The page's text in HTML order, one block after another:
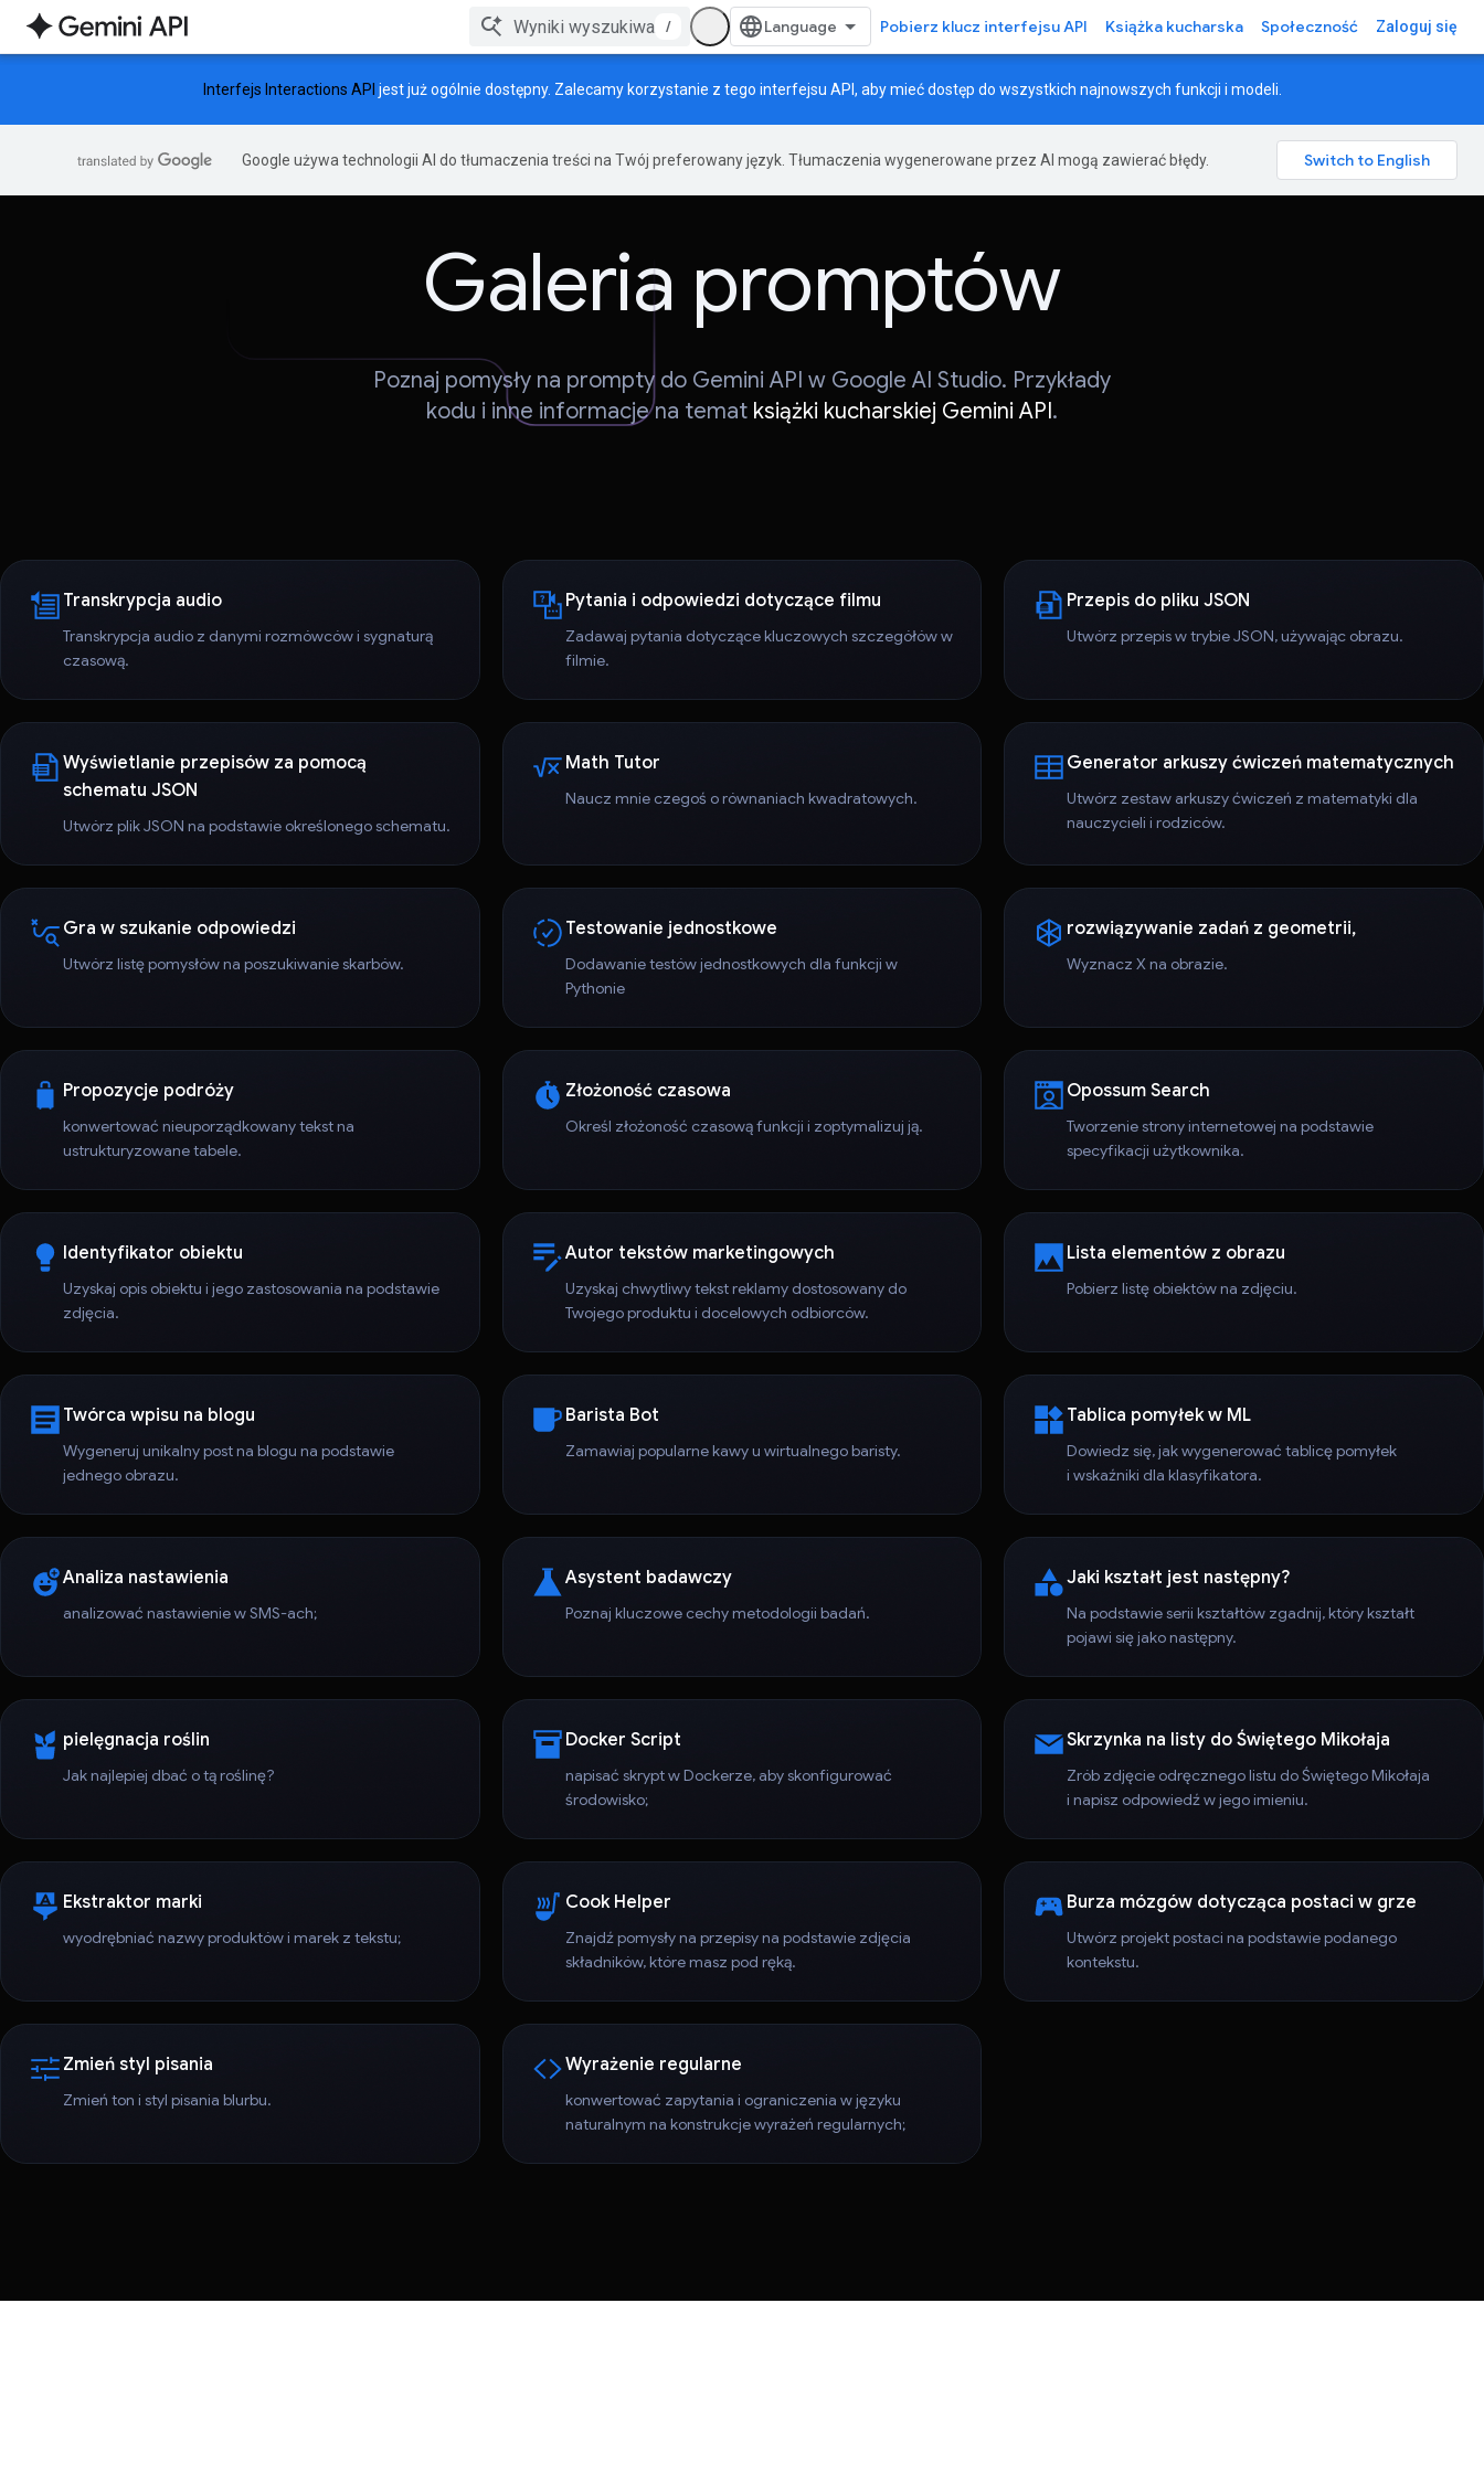
/ Pobierz klucz interfejsu API Książka kucharska Społeczność Zaloguj się
Interfejs Interactions API jest już ogólnie dostępny. Zalecamy korzystanie z tego interfejsu API, aby mieć dostęp do wszystkich najnowszych funkcji i modeli.
Google używa technologii AI do tłumaczenia treści na Twój preferowany język. Tłumaczenia wygenerowane przez AI mogą zawierać błędy.
Galeria promptów
Poznaj pomysły na prompty do Gemini API w Google AI Studio. Przykłady
kodu i inne informacje na temat książki kucharskiej Gemini API.
Transkrypcja audio
Transkrypcja audio z danymi rozmówców i sygnaturą
czasową.
Pytania i odpowiedzi dotyczące filmu
Zadawaj pytania dotyczące kluczowych szczegółów w
filmie.
Przepis do pliku JSON
Utwórz przepis w trybie JSON, używając obrazu.
Wyświetlanie przepisów za pomocą
schematu JSON
Utwórz plik JSON na podstawie określonego schematu.
Math Tutor
Naucz mnie czegoś o równaniach kwadratowych.
Generator arkuszy ćwiczeń matematycznych
Utwórz zestaw arkuszy ćwiczeń z matematyki dla
nauczycieli i rodziców.
Gra w szukanie odpowiedzi
Utwórz listę pomysłów na poszukiwanie skarbów.
Testowanie jednostkowe
Dodawanie testów jednostkowych dla funkcji w
Pythonie
rozwiązywanie zadań z geometrii,
Wyznacz X na obrazie.
Propozycje podróży
konwertować nieuporządkowany tekst na
ustrukturyzowane tabele.
Złożoność czasowa
Określ złożoność czasową funkcji i zoptymalizuj ją.
Opossum Search
Tworzenie strony internetowej na podstawie
specyfikacji użytkownika.
Identyfikator obiektu
Uzyskaj opis obiektu i jego zastosowania na podstawie
zdjęcia.
Autor tekstów marketingowych
Uzyskaj chwytliwy tekst reklamy dostosowany do
Twojego produktu i docelowych odbiorców.
Lista elementów z obrazu
Pobierz listę obiektów na zdjęciu.
Twórca wpisu na blogu
Wygeneruj unikalny post na blogu na podstawie
jednego obrazu.
Barista Bot
Zamawiaj popularne kawy u wirtualnego baristy.
Tablica pomyłek w ML
Dowiedz się, jak wygenerować tablicę pomyłek
i wskaźniki dla klasyfikatora.
Analiza nastawienia
analizować nastawienie w SMS-ach;
Asystent badawczy
Poznaj kluczowe cechy metodologii badań.
Jaki kształt jest następny?
Na podstawie serii kształtów zgadnij, który kształt
pojawi się jako następny.
pielęgnacja roślin
Jak najlepiej dbać o tą roślinę?
Docker Script
napisać skrypt w Dockerze, aby skonfigurować
środowisko;
Skrzynka na listy do Świętego Mikołaja
Zrób zdjęcie odręcznego listu do Świętego Mikołaja
i napisz odpowiedź w jego imieniu.
Ekstraktor marki
wyodrębniać nazwy produktów i marek z tekstu;
Cook Helper
Znajdź pomysły na przepisy na podstawie zdjęcia
składników, które masz pod ręką.
Burza mózgów dotycząca postaci w grze
Utwórz projekt postaci na podstawie podanego
kontekstu.
Zmień styl pisania
Zmień ton i styl pisania blurbu.
Wyrażenie regularne
konwertować zapytania i ograniczenia w języku
naturalnym na konstrukcje wyrażeń regularnych;